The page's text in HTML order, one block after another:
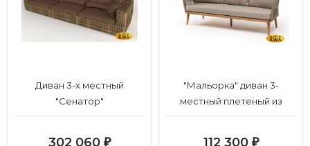
Диван 3-х местный
"Сенатор"
302 060 ₽
"Мальорка" диван 3-
местный плетеный из
112 300 ₽